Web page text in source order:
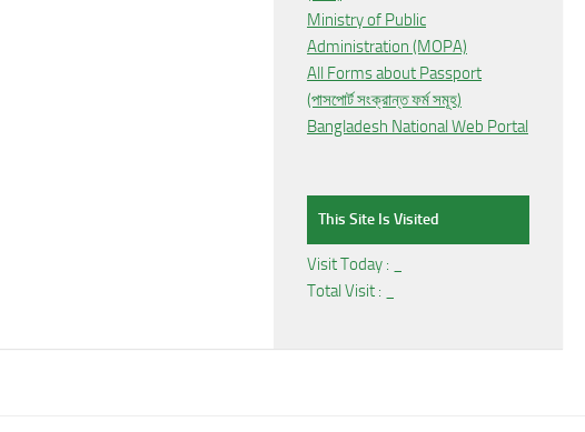
Ministry of Public
Administration (MOPA)
All Forms about Passport
(পাসপোর্ট সংক্রান্ত ফর্ম সমূহ)
Bangladesh National Web Portal
This Site Is Visited
Visit Today :
Total Visit :